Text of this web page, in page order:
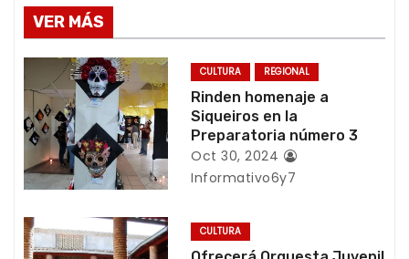
g
a
c
i
ó
n
VER MÁS
CULTURA REGIONAL
Rinden homenaje a
Siqueiros en la
Preparatoria número 3
Oct 30, 2024
Informativo6y7
CULTURA